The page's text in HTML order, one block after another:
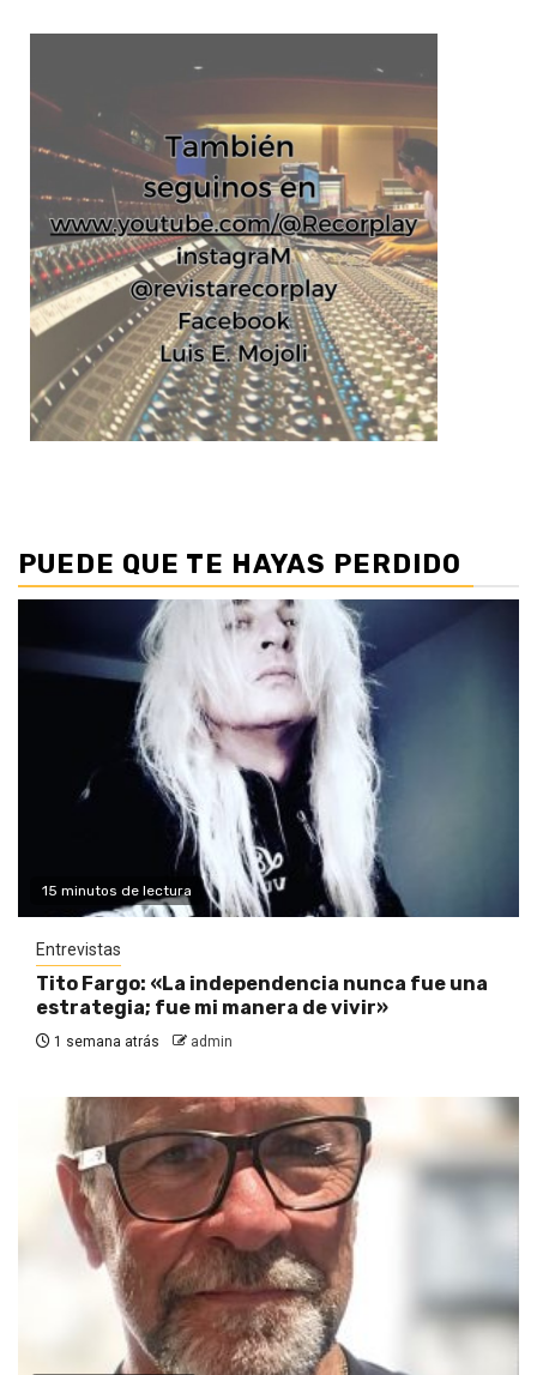
PUEDE QUE TE HAYAS PERDIDO
15 minutos de lectura
Entrevistas
Tito Fargo: «La independencia nunca fue una
estrategia; fue mi manera de vivir»
1 semana atrás admin